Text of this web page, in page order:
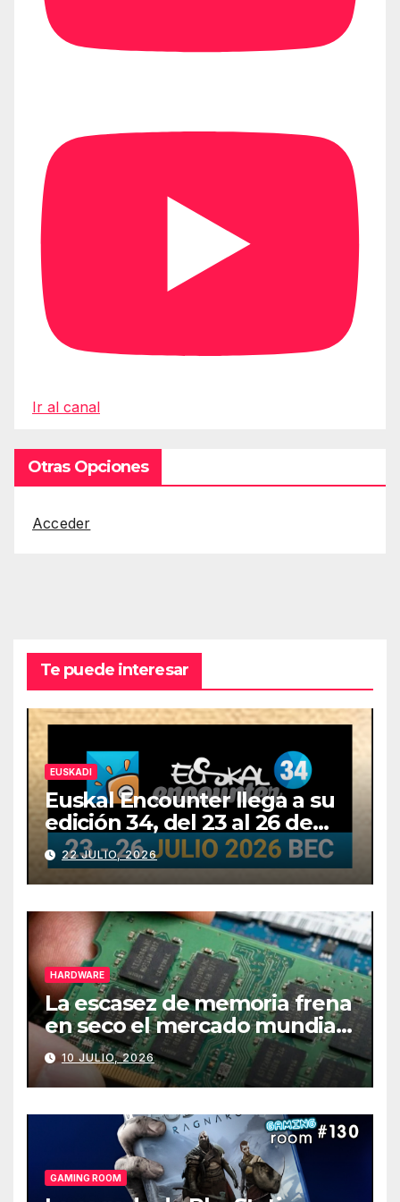
Ir al canal
Otras Opciones
Acceder
Te puede interesar
EUSKADI
Euskal Encounter llega a su
edición 34, del 23 al 26 de
julio
22 JULIO, 2026
HARDWARE
La escasez de memoria frena
en seco el mercado mundial
de PCs
10 JULIO, 2026
GAMING ROOM